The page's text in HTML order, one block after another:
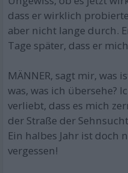
dass er wirklich
aber nicht lange durch.
Tage später, dass er
MÄNNER, sagt mir, was
was, was ich übersehe?
verliebt, dass es mich
der Straße der
Ein halbes Jahr ist doch
vergessen!